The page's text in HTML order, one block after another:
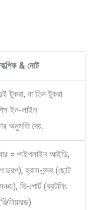
& নোট
টুকরা, বা তিন টুকরা
ইন-লাইন
অনুমতি দেয়.
= পাইপলাইন আইডি,
ড্রপ), হ্রাস-বন্দর (ছোট
ভি-পোর্ট (থ্রটলিং